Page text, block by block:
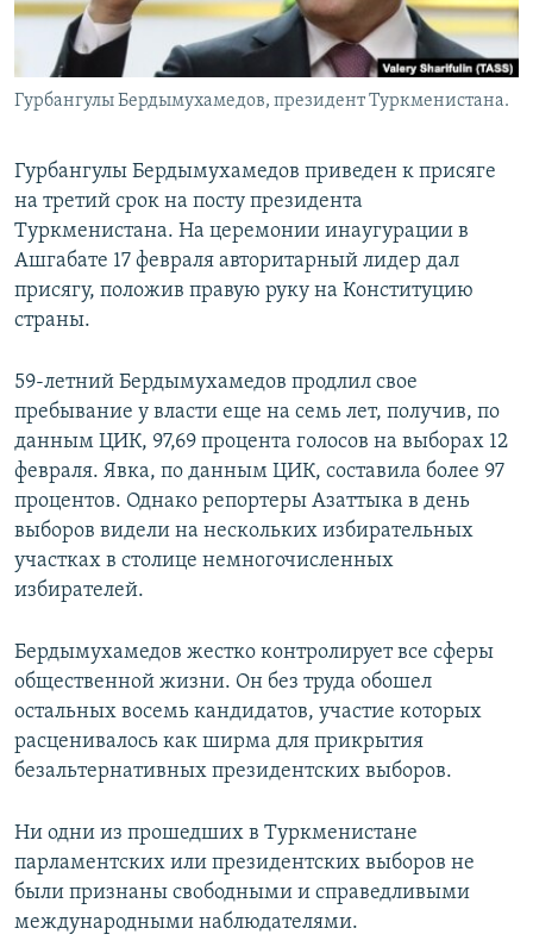
Гурбангулы Бердымухамедов, президент Туркменистана.
Гурбангулы Бердымухамедов приведен к присяге
на третий срок на посту президента
Туркменистана. На церемонии инаугурации в
Ашгабате 17 февраля авторитарный лидер дал
присягу, положив правую руку на Конституцию
страны.
59-летний Бердымухамедов продлил свое
пребывание у власти еще на семь лет, получив, по
данным ЦИК, 97,69 процента голосов на выборах 12
февраля. Явка, по данным ЦИК, составила более 97
процентов. Однако репортеры Азаттыка в день
выборов видели на нескольких избирательных
участках в столице немногочисленных
избирателей.
Бердымухамедов жестко контролирует все сферы
общественной жизни. Он без труда обошел
остальных восемь кандидатов, участие которых
расценивалось как ширма для прикрытия
безальтернативных президентских выборов.
Ни одни из прошедших в Туркменистане
парламентских или президентских выборов не
были признаны свободными и справедливыми
международными наблюдателями.